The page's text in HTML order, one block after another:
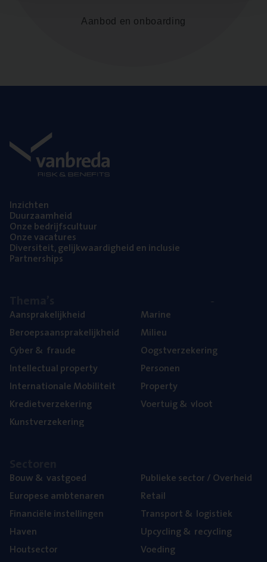
Aanbod en onboarding
Inzich­ten
Duur­zaam­heid
Onze bedrijfs­cul­tuur
Onze vaca­tu­res
Diver­si­teit, gelijk­waar­dig­heid en inclusie
Part­ner­ships
Aan­spra­ke­lijk­heid
Beroeps­aan­spra­ke­lijk­heid
Cyber& fraude
Intel­lec­tu­al property
Inter­na­ti­o­na­le Mobiliteit
Kre­diet­ver­ze­ke­ring
Kunst­ver­ze­ke­ring
Mari­ne
Mili­eu
Oogst­ver­ze­ke­ring
Per­so­nen
Pro­per­ty
Voer­tuig& vloot
Bouw& vastgoed
Euro­pe­se ambtenaren
Finan­ci­ë­le instellingen
Haven
Hout­sec­tor
Publie­ke sec­tor / Overheid
Retail
Trans­port& logistiek
Upcy­cling& recycling
Voe­ding